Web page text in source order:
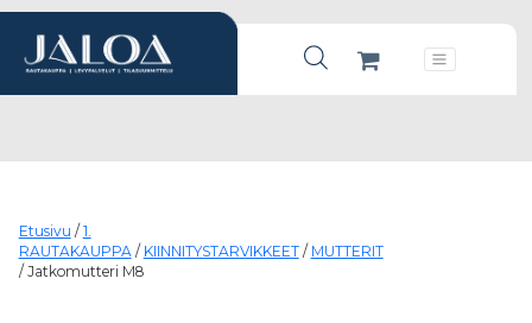
Products search
Päävalikko
Etusivu / 1.
RAUTAKAUPPA/ KIINNITYSTARVIKKEET/ MUTTERIT
/ Jatkomutteri M8